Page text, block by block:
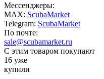
Мессенджеры:
MAX: ScubaMarket
Telegram: ScubaMarket
По почте:
sale@scubamarket.ru
С этим товаром покупают
16 уже
купили